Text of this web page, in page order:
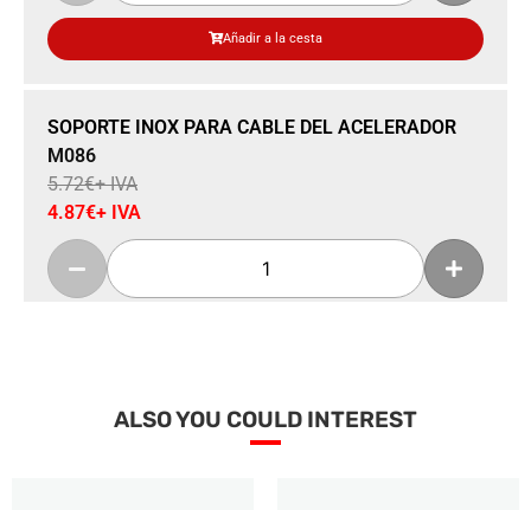
Añadir a la cesta
Sale 15% Off
SOPORTE INOX PARA CABLE DEL ACELERADOR
M086
5.72€+ IVA
4.87€+ IVA
Sale 14% Off
ABRAZADERA DE FIJACIÓN 50-70 MM
ALSO YOU COULD INTEREST